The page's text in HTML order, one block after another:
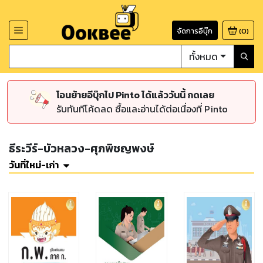
จัดการอีบุ๊ก (0)
ทั้งหมด
โอนย้ายอีบุ๊กไป Pinto ได้แล้ววันนี้ กดเลย
รับทันทีโค้ดลด ซื้อและอ่านได้ต่อเนื่องที่ Pinto
ธีระวีร์-บัวหลวง-ศุภพิชญพงษ์
วันที่ใหม่-เก่า